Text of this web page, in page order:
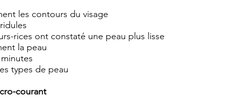
les contours du visage
rices ont constaté une peau plus lisse
la peau
types de peau
courant